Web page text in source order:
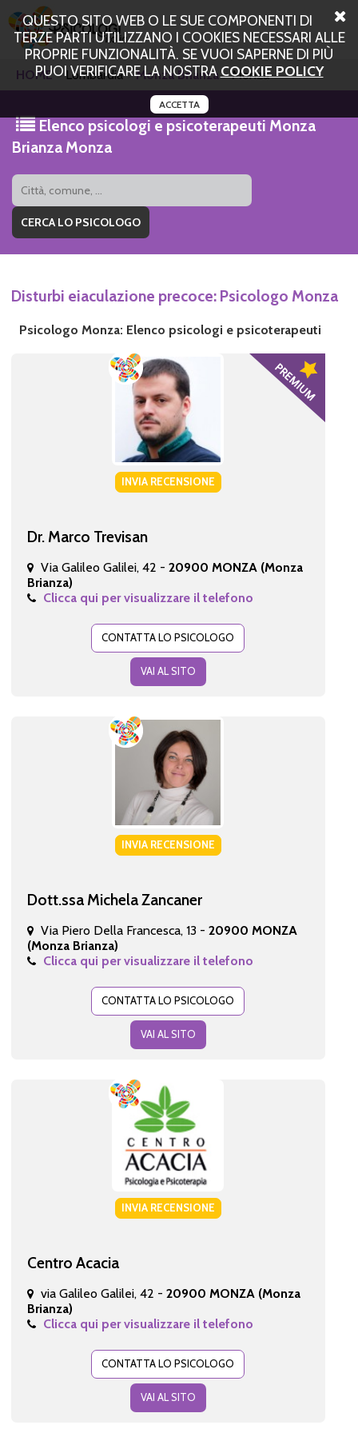
QUESTO SITO WEB O LE SUE COMPONENTI DI
TERZE PARTI UTILIZZANO I COOKIES NECESSARI ALLE
PROPRIE FUNZIONALITÀ. SE VUOI SAPERNE DI PIÙ
PUOI VERIFICARE LA NOSTRACOOKIE POLICY
ACCETTA
HOME Lombardia Monza Brianza Monza
Elenco psicologi e psicoterapeuti Monza
Brianza Monza
Disturbi eiaculazione precoce: Psicologo Monza
Psicologo Monza: Elenco psicologi e psicoterapeuti
INVIA RECENSIONE
Dr. Marco Trevisan
Via Galileo Galilei, 42 - 20900 MONZA (Monza
Brianza)
Clicca qui per visualizzare il telefono
CONTATTA LO PSICOLOGO
VAI AL SITO
INVIA RECENSIONE
Dott.ssa Michela Zancaner
Via Piero Della Francesca, 13 - 20900 MONZA
(Monza Brianza)
Clicca qui per visualizzare il telefono
CONTATTA LO PSICOLOGO
VAI AL SITO
INVIA RECENSIONE
Centro Acacia
via Galileo Galilei, 42 - 20900 MONZA (Monza
Brianza)
Clicca qui per visualizzare il telefono
CONTATTA LO PSICOLOGO
VAI AL SITO